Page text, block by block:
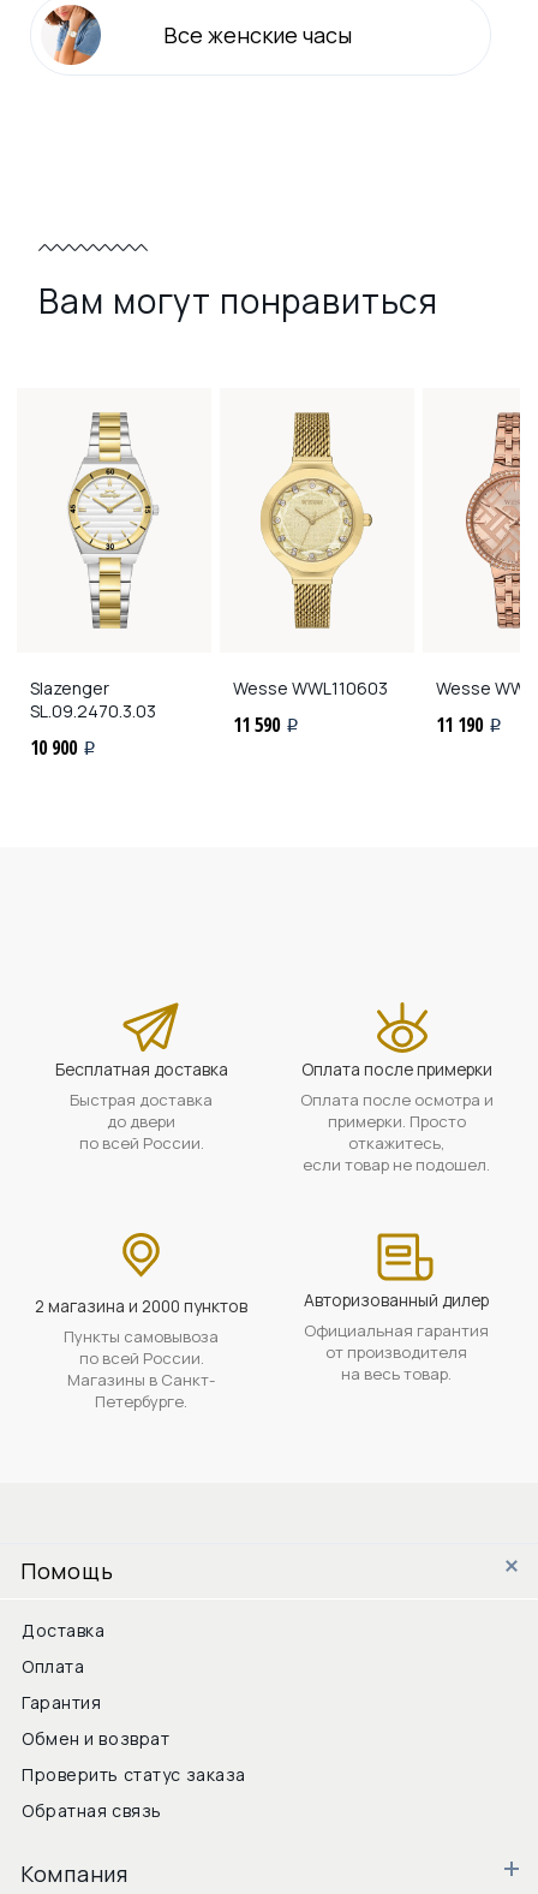
Все женские часы
Вам могут понравиться
Slazenger
SL.09.2470.3.03
10 900 i
Wesse WWL110603
11 590 i
Wesse
11 190 i
Бесплатная доставка
Быстрая доставка
до двери
по всей России.
Оплата после примерки
Оплата после осмотра и
примерки. Просто
откажитесь,
если товар не подошел.
2 магазина и 2000 пунктов
Пункты самовывоза
по всей России.
Магазины в Санкт-
Петербурге.
Авторизованный дилер
Официальная гарантия
от производителя
на весь товар.
Помощь
Доставка
Оплата
Гарантия
Обмен и возврат
Проверить статус заказа
Обратная связь
Компания